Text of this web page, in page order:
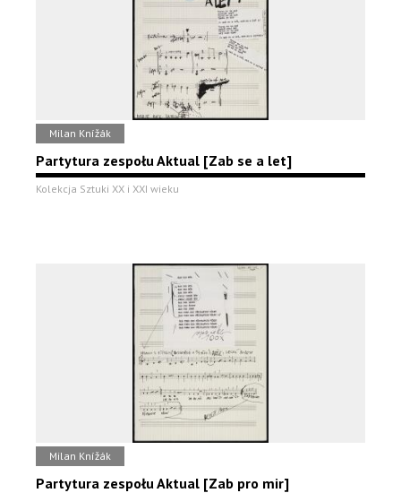
Milan Knížák
Partytura zespołu Aktual [Zab se a let]
Kolekcja Sztuki XX i XXI wieku
Milan Knížák
Partytura zespołu Aktual [Zab pro mir]